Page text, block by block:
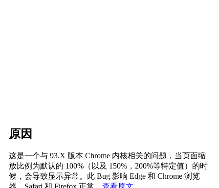
原因
这是一个与 93.X 版本 Chrome 内核相关的问题，当页面缩
放比例为默认的 100%（以及 150%，200%等特定值）的时
候，会导致显示异常。此 Bug 影响 Edge 和 Chrome 浏览